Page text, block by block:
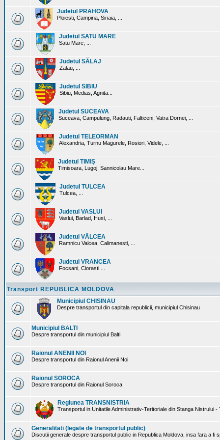
Judetul PRAHOVA
Ploiesti, Campina, Sinaia, ...
Judetul SATU MARE
Satu Mare, ...
Judetul SĂLAJ
Zalau, ...
Judetul SIBIU
Sibiu, Medias, Agnita...
Judetul SUCEAVA
Suceava, Campulung, Radauti, Falticeni, Vatra Dornei, ...
Judetul TELEORMAN
Alexandria, Turnu Magurele, Rosiori, Videle, ...
Judetul TIMIŞ
Timisoara, Lugoj, Sannicolau Mare...
Judetul TULCEA
Tulcea, ...
Judetul VASLUI
Vaslui, Barlad, Husi, ...
Judetul VÂLCEA
Ramnicu Valcea, Calimanesti, ...
Judetul VRANCEA
Focsani, Ciorasti ...
Transport REPUBLICA MOLDOVA
Municipiul CHISINAU
Despre transportul din capitala republicii, municipiul Chisinau
Municipiul BALTI
Despre transportul din municipiul Balti
Raionul ANENII NOI
Despre transportul din Raionul Anenii Noi
Raionul SOROCA
Despre transportul din Raionul Soroca
Regiunea TRANSNISTRIA
Transportul in Unitatile Administrativ-Teritoriale din Stanga Nistrului -
Generalitati (legate de transportul public)
Discutii generale despre transportul public in Republica Moldova, insa fara a fi